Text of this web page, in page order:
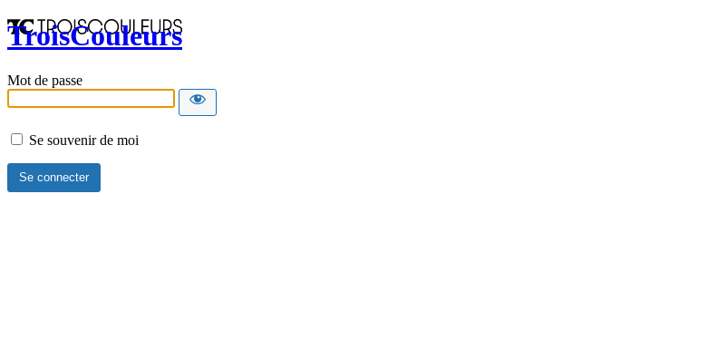
TroisCouleurs
Mot de passe
Se souvenir de moi